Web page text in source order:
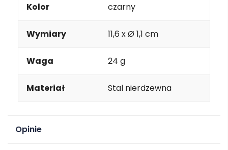
Kolor czarny
Wymiary 11,6 x Ø 1,1 cm
Waga 24 g
Materiał Stal nierdzewna
Opinie